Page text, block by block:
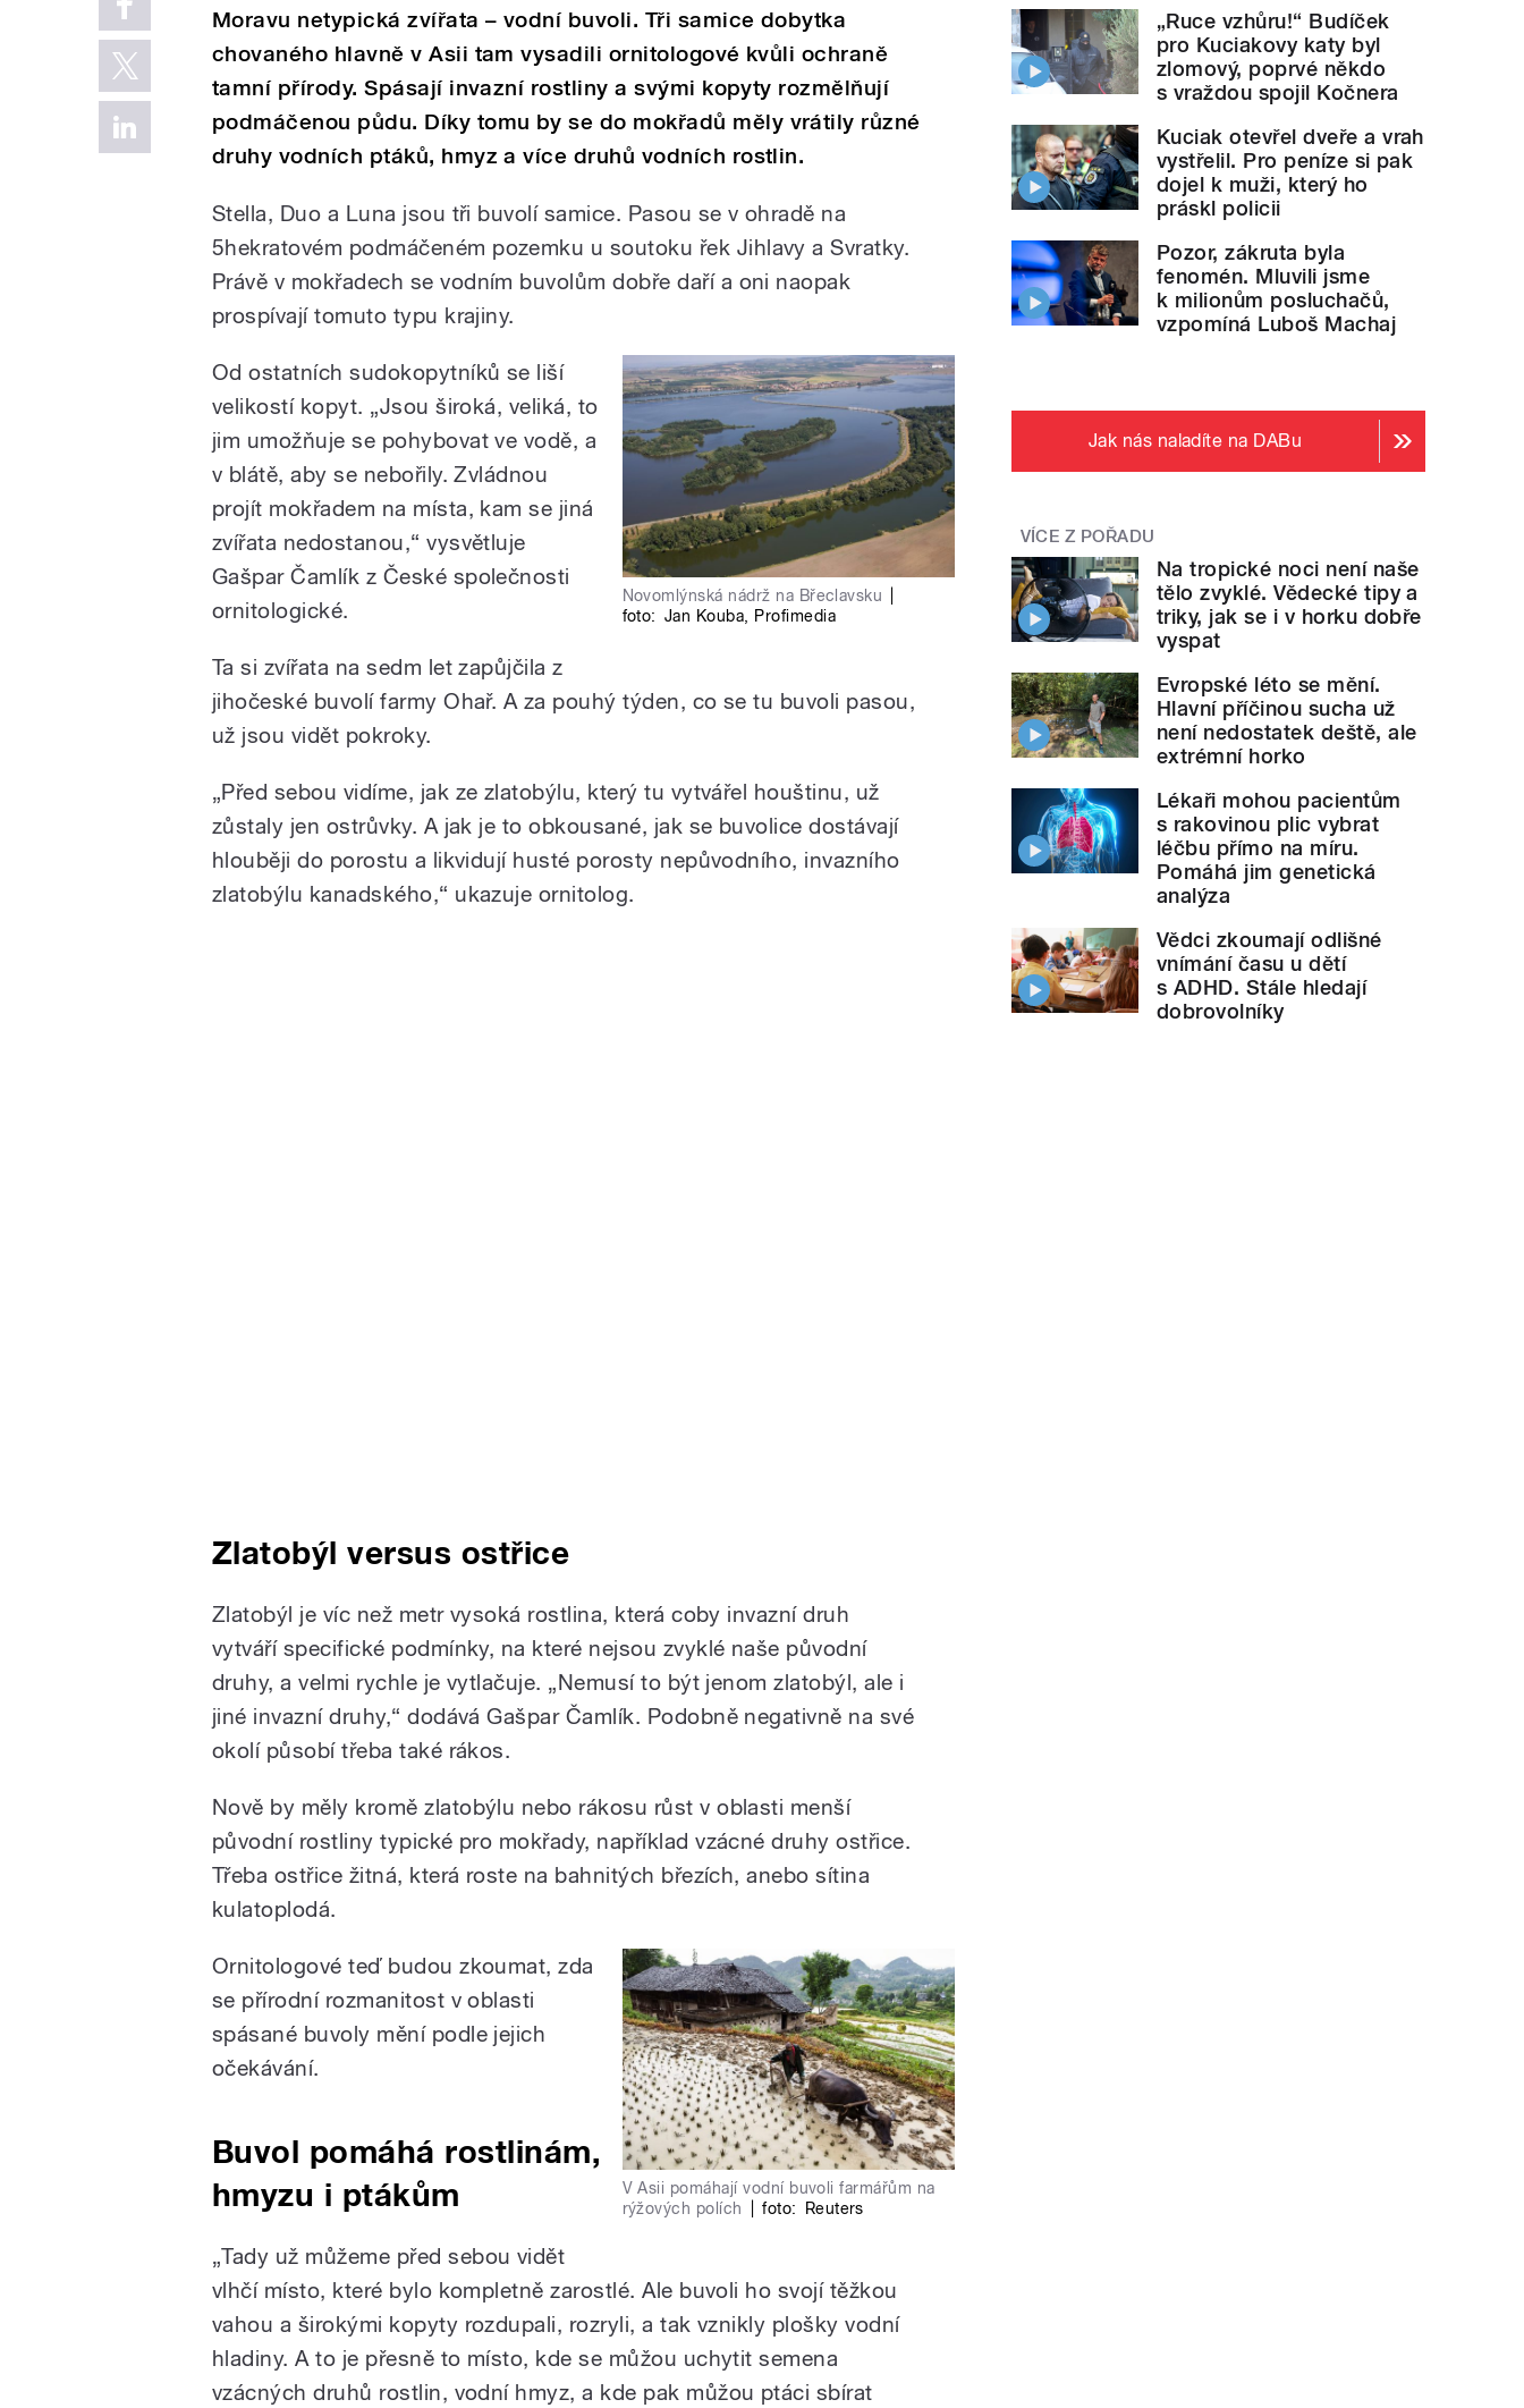
Moravu netypická zvířata – vodní buvoli. Tři samice dobytka
chovaného hlavně v Asii tam vysadili ornitologové kvůli ochraně
tamní přírody. Spásají invazní rostliny a svými kopyty rozmělňují
podmáčenou půdu. Díky tomu by se do mokřadů měly vrátily různé
druhy vodních ptáků, hmyz a více druhů vodních rostlin.
Stella, Duo a Luna jsou tři buvolí samice. Pasou se v ohradě na
5hekratovém podmáčeném pozemku u soutoku řek Jihlavy a Svratky.
Právě v mokřadech se vodním buvolům dobře daří a oni naopak
prospívají tomuto typu krajiny.
Novomlýnská nádrž na Břeclavsku
foto: Jan Kouba, Profimedia
Od ostatních sudokopytníků se liší
velikostí kopyt. „Jsou široká, veliká, to
jim umožňuje se pohybovat ve vodě, a
v blátě, aby se nebořily. Zvládnou
projít mokřadem na místa, kam se jiná
zvířata nedostanou,“ vysvětluje
Gašpar Čamlík z České společnosti
ornitologické.
Ta si zvířata na sedm let zapůjčila z
jihočeské buvolí farmy Ohař. A za pouhý týden, co se tu buvoli pasou,
už jsou vidět pokroky.
„Před sebou vidíme, jak ze zlatobýlu, který tu vytvářel houštinu, už
zůstaly jen ostrůvky. A jak je to obkousané, jak se buvolice dostávají
hlouběji do porostu a likvidují husté porosty nepůvodního, invazního
zlatobýlu kanadského,“ ukazuje ornitolog.
Zlatobýl versus ostřice
Zlatobýl je víc než metr vysoká rostlina, která coby invazní druh
vytváří specifické podmínky, na které nejsou zvyklé naše původní
druhy, a velmi rychle je vytlačuje. „Nemusí to být jenom zlatobýl, ale i
jiné invazní druhy,“ dodává Gašpar Čamlík. Podobně negativně na své
okolí působí třeba také rákos.
Nově by měly kromě zlatobýlu nebo rákosu růst v oblasti menší
původní rostliny typické pro mokřady, například vzácné druhy ostřice.
Třeba ostřice žitná, která roste na bahnitých březích, anebo sítina
kulatoplodá.
V Asii pomáhají vodní buvoli farmářům na
rýžových polích
foto: Reuters
Ornitologové teď budou zkoumat, zda
se přírodní rozmanitost v oblasti
spásané buvoly mění podle jejich
očekávání.
Buvol pomáhá rostlinám,
hmyzu i ptákům
„Tady už můžeme před sebou vidět
vlhčí místo, které bylo kompletně zarostlé. Ale buvoli ho svojí těžkou
vahou a širokými kopyty rozdupali, rozryli, a tak vznikly plošky vodní
hladiny. A to je přesně to místo, kde se můžou uchytit semena
vzácných druhů rostlin, vodní hmyz, a kde pak můžou ptáci sbírat
„Ruce vzhůru!“ Budíček
pro Kuciakovy katy byl
zlomový, poprvé někdo
s vraždou spojil Kočnera
Kuciak otevřel dveře a vrah
vystřelil. Pro peníze si pak
dojel k muži, který ho
práskl policii
Pozor, zákruta byla
fenomén. Mluvili jsme
k milionům posluchačů,
vzpomíná Luboš Machaj
Jak nás naladíte na DABu
VÍCE Z POŘADU
Na tropické noci není naše
tělo zvyklé. Vědecké tipy a
triky, jak se i v horku dobře
vyspat
Evropské léto se mění.
Hlavní příčinou sucha už
není nedostatek deště, ale
extrémní horko
Lékaři mohou pacientům
s rakovinou plic vybrat
léčbu přímo na míru.
Pomáhá jim genetická
analýza
Vědci zkoumají odlišné
vnímání času u dětí
s ADHD. Stále hledají
dobrovolníky